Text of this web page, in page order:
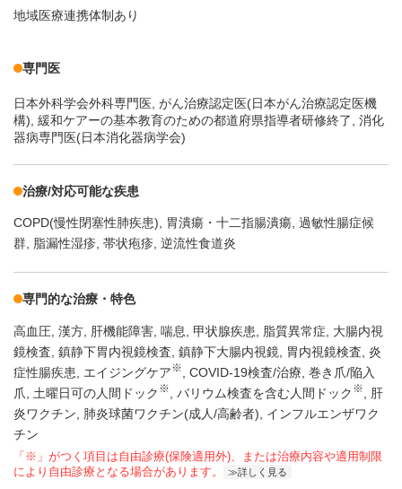
地域医療連携体制あり
専門医
日本外科学会外科専門医, がん治療認定医(日本がん治療認定医機
構), 緩和ケアーの基本教育のための都道府県指導者研修終了, 消化
器病専門医(日本消化器病学会)
治療/対応可能な疾患
COPD(慢性閉塞性肺疾患) 胃潰瘍・十二指腸潰瘍 過敏性腸症候
群 脂漏性湿疹 帯状疱疹 逆流性食道炎
専門的な治療・特色
高血圧 漢方 肝機能障害 喘息 甲状腺疾患 脂質異常症
大腸内視
鏡検査 鎮静下胃内視鏡検査 鎮静下大腸内視鏡 胃内視鏡検査 炎
症性腸疾患
エイジングケア※ COVID-19検査/治療 巻き爪/陥入
爪
土曜日可の人間ドック ※ バリウム検査を含む人間ドック ※
肝
炎ワクチン
肺炎球菌ワクチン(成人/高齢者)
インフルエンザワク
チン
「※」がつく項目は自由診療(保険適用外)、または治療内容や適用制限
により自由診療となる場合があります。
詳しく見る